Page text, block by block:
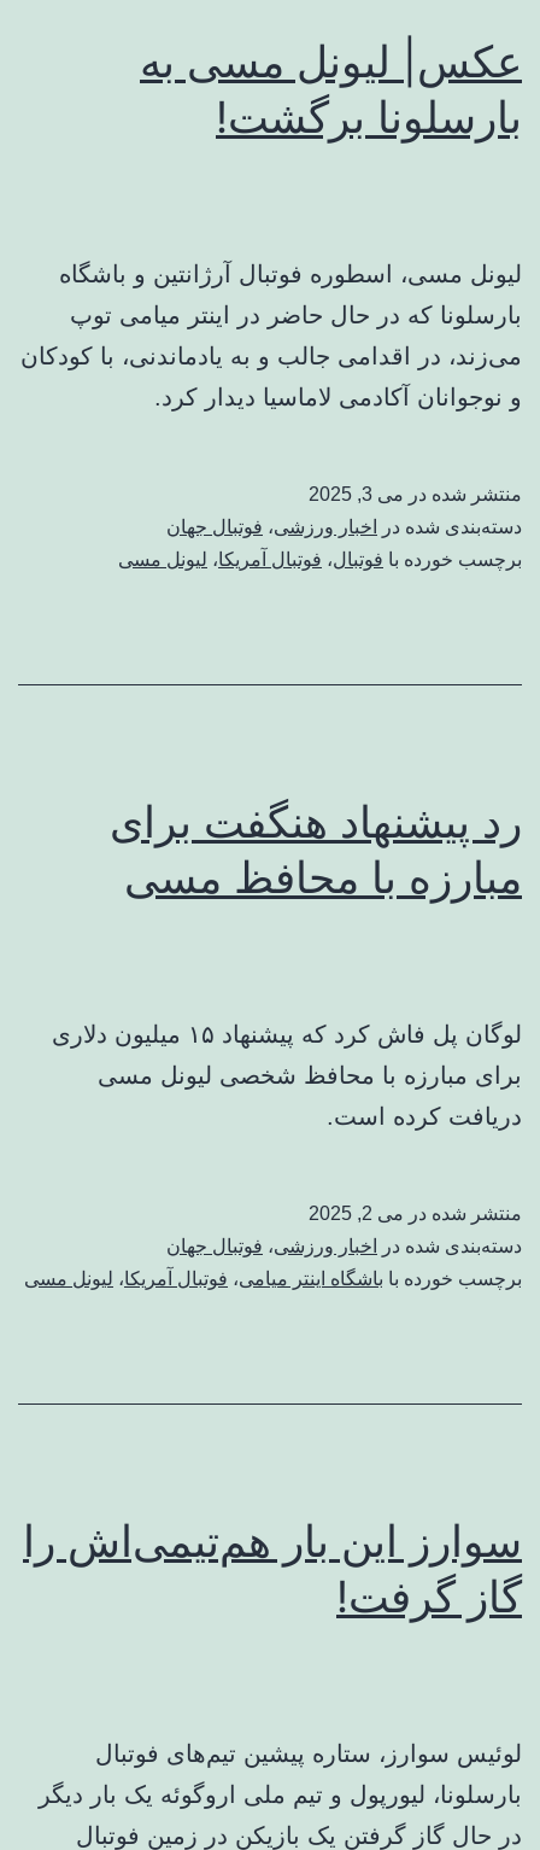
عکس| لیونل مسی به
بارسلونا برگشت!
لیونل مسی، اسطوره فوتبال آرژانتین و باشگاه
بارسلونا که در حال حاضر در اینتر میامی توپ
می‌زند، در اقدامی جالب و به یادماندنی، با کودکان
و نوجوانان آکادمی لاماسیا دیدار کرد.
منتشر شده در می 3, 2025
دسته‌بندی شده در
اخبار ورزشی، فوتبال جهان
برچسب خورده با فوتبال، فوتبال آمریکا، لیونل مسی
رد پیشنهاد هنگفت برای
مبارزه با محافظ مسی
لوگان پل فاش کرد که پیشنهاد ۱۵ میلیون دلاری
برای مبارزه با محافظ شخصی لیونل مسی
دریافت کرده است.
منتشر شده در می 2, 2025
دسته‌بندی شده در
اخبار ورزشی، فوتبال جهان
برچسب خورده با باشگاه اینتر میامی، فوتبال آمریکا، لیونل مسی
سوارز این بار هم‌تیمی‌اش را
گاز گرفت!
لوئیس سوارز، ستاره پیشین تیم‌های فوتبال
بارسلونا، لیورپول و تیم ملی اروگوئه یک بار دیگر
در حال گاز گرفتن یک بازیکن در زمین فوتبال